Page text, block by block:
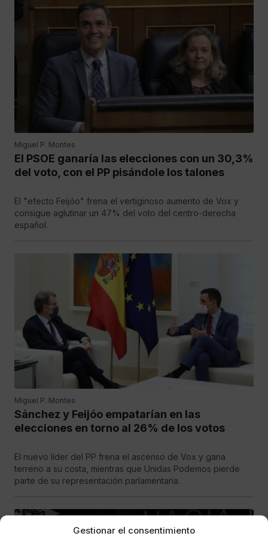
Gestionar el consentimiento
Miguel P. Montes
El PSOE ganaría las elecciones con un 30,3%
del voto, con el PP pisándole los talones
El "efecto Feijóo" frena el vertiginoso aumento de Vox y
consigue aglutinar un 47% del voto del centro-derecha
español.
Miguel P. Montes
Sánchez y Feijóo empatarían en las
elecciones en torno al 26% de los votos
El nuevo líder del PP frena el ascenso de Vox y gana
terreno a su costa, mientras que Unidas Podemos pierde
parte de su representación parlamentaria.